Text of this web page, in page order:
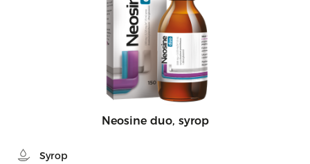
Neosine duo, syrop
Syrop